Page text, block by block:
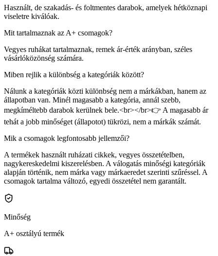
Használt, de szakadás- és foltmentes darabok, amelyek hétköznapi
viseletre kiválóak.
Mit tartalmaznak az A+ csomagok?
Vegyes ruhákat tartalmaznak, remek ár-érték arányban, széles
vásárlóközönség számára.
Miben rejlik a különbség a kategóriák között?
Nálunk a kategóriák közti különbség nem a márkákban, hanem az
állapotban van. Minél magasabb a kategória, annál szebb,
megkíméltebb darabok kerülnek bele.<br></br>👉 A magasabb ár
tehát a jobb minőséget (állapotot) tükrözi, nem a márkák számát.
Mik a csomagok legfontosabb jellemzői?
A termékek használt ruházati cikkek, vegyes összetételben,
nagykereskedelmi kiszerelésben. A válogatás minőségi kategóriák
alapján történik, nem márka vagy márkaeredet szerinti szűréssel. A
csomagok tartalma változó, egyedi összetétel nem garantált.
Minőség
A+ osztályú termék